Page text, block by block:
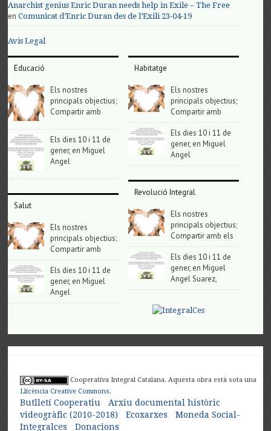
Anarchist genius Enric Duran needs help in Exile – The Free
enComunicat d’Enric Duran des de l’Exili 23-04-19
Avis Legal
Educació
Els nostres
principals objectius;
Compartir amb
Els dies 10 i 11 de
gener, en Miguel
Angel
Salut
Els nostres
principals objectius;
Compartir amb
Els dies 10 i 11 de
gener, en Miguel
Angel
Habitatge
Els nostres
principals objectius;
Compartir amb
Els dies 10 i 11 de
gener, en Miguel
Angel
Revolució Integral
Els nostres
principals objectius;
Compartir amb els
Els dies 10 i 11 de
gener, en Miguel
Angel Suarez,
Cooperativa Integral Catalana. Aquesta obra està sota una
Llicència Creative Commons.
Butlletí Cooperatiu
Arxiu documental històric
videogràfic (2010-2018)
Ecoxarxes
Moneda Social-
Integralces
Donacions